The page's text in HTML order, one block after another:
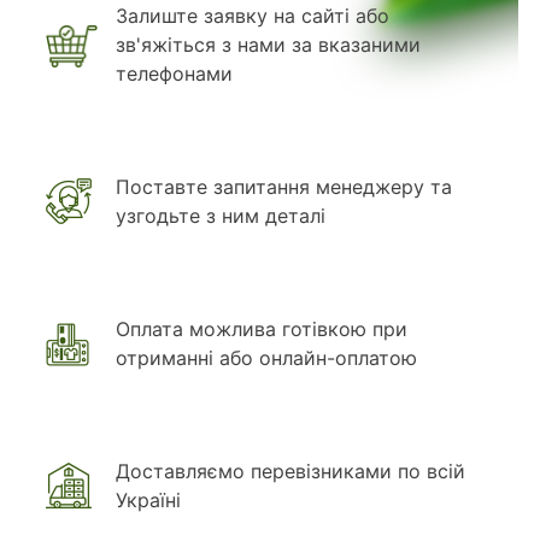
Залиште заявку на сайті або
зв'яжіться з нами за вказаними
телефонами
Поставте запитання менеджеру та
узгодьте з ним деталі
Оплата можлива готівкою при
отриманні або онлайн-оплатою
Доставляємо перевізниками по всій
Україні